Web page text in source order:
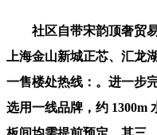
社区自带宋韵顶奢贸易
上海金山新城正芯、汇龙
一售楼处热线：。进一步
选用一线品牌，约 1300m